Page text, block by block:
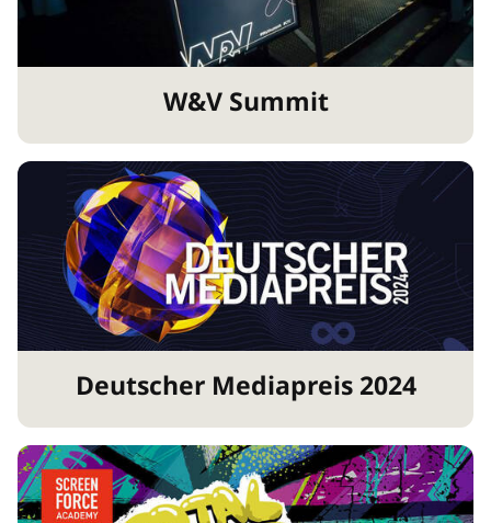
W&V Summit
Deutscher Mediapreis 2024